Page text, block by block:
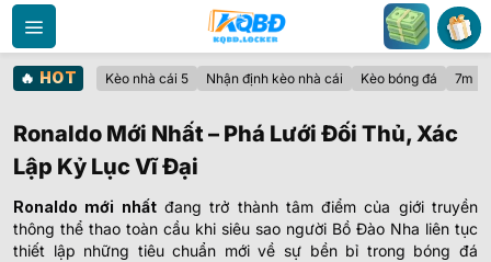
Bỏ
qua
nội
dung
🔥 HOT Kèo nhà cái 5 Nhận định kèo nhà cái Kèo bóng đá 7m
Ronaldo Mới Nhất – Phá Lưới Đối Thủ, Xác
Lập Kỷ Lục Vĩ Đại
Ronaldo mới nhấtđang trở thành tâm điểm của giới truyền
thông thể thao toàn cầu khi siêu sao người Bồ Đào Nha liên tục
thiết lập những tiêu chuẩn mới về sự bền bỉ trong bóng đá